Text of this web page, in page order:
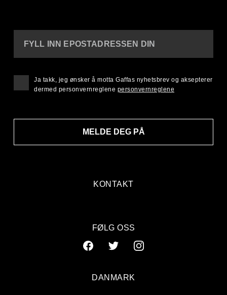
KONTAKT
FYLL INN EPOSTADRESSEN DIN
MELDE DEG PÅ
Ja takk, jeg ønsker å motta Gaffas nyhetsbrev og aksepterer
dermed personvernreglene personvernreglene
FØLG OSS
DANMARK